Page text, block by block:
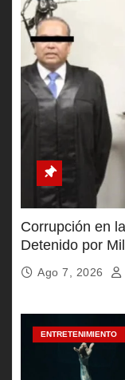
Corrupción en
Detenido por
Ago 7, 2026
ENTRETENIMIENTO